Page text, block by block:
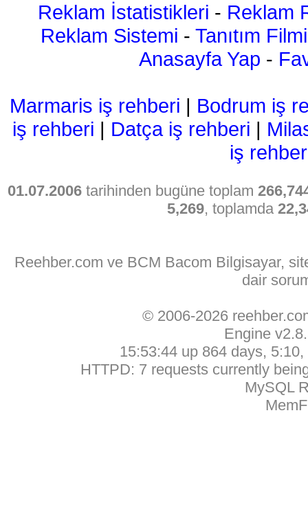
Reklam İstatistikleri - Reklam
Reklam Sistemi - Tanıtım Filmi
Anasayfa Yap -
Marmaris iş rehberi | Bodrum iş
iş rehberi | Datça iş rehberi |
iş
01.07.2006 tarihinden bugüne toplam
5,269, toplamda
Reehber.com ve BCM Bacom Bilgisayar,
dair
© 2006-2026
Engine
15:53:44 up 864 days,
HTTPD: 7 requests currently
MySQL